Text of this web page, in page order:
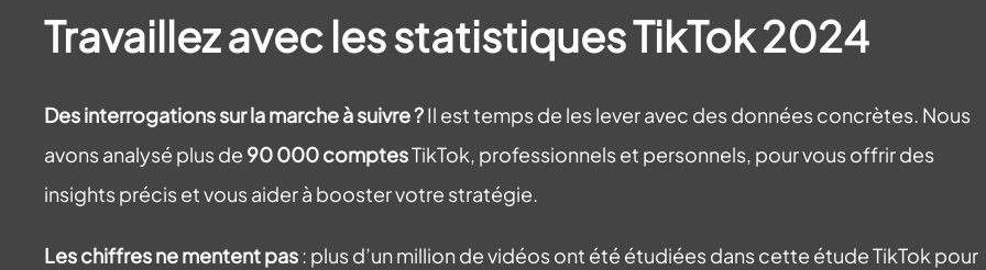
Travaillez avec les statistiques TikTok 2024
Des interrogations sur la marche à suivre ?Il est temps de les lever avec des données concrètes. Nous
avons analysé plus de 90 000 comptesTikTok, professionnels et personnels, pour vous offrir des
insights précis et vous aider à booster votre stratégie.
Les chiffres ne mentent pas: plus d’un million de vidéos ont été étudiées dans cette étude TikTok pour